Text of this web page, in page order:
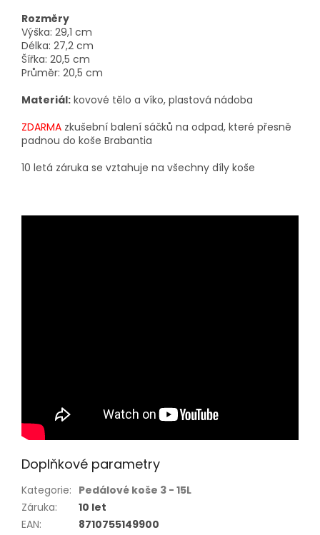
Rozměry
Výška: 29,1 cm
Délka: 27,2 cm
Šířka: 20,5 cm
Průměr: 20,5 cm
Materiál: kovové tělo a víko, plastová nádoba
ZDARMA zkušební balení sáčků na odpad, které přesně
padnou do koše Brabantia
10 letá záruka se vztahuje na všechny díly koše
Doplňkové parametry
Kategorie: Pedálové koše 3 - 15L
Záruka:
10 let
EAN: 8710755149900